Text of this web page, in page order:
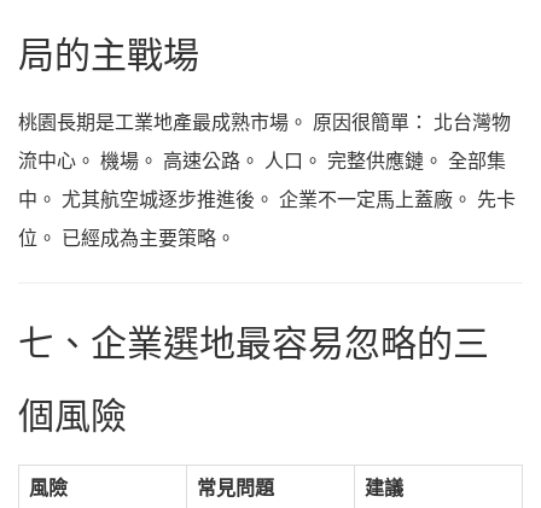
局的主戰場
桃園長期是工業地產最成熟市場。 原因很簡單： 北台灣物
流中心。 機場。 高速公路。 人口。 完整供應鏈。 全部集
中。 尤其航空城逐步推進後。 企業不一定馬上蓋廠。 先卡
位。 已經成為主要策略。
七、企業選地最容易忽略的三
個風險
風險 常見問題 建議